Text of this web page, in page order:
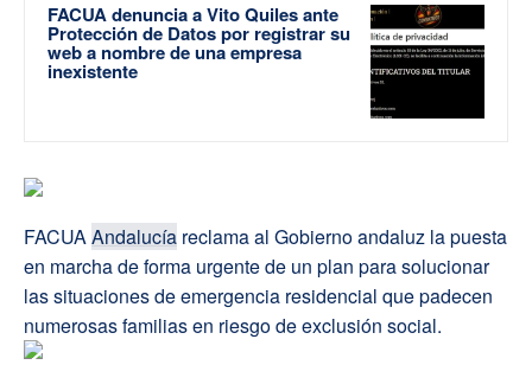
FACUA denuncia a Vito Quiles ante
Protección de Datos por registrar su
web a nombre de una empresa
inexistente
FACUAAndalucía reclama al Gobierno andaluz la puesta
en marcha de forma urgente de un plan para solucionar
las situaciones de emergencia residencial que padecen
numerosas familias en riesgo de exclusión social.